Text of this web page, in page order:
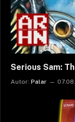
Serious Sam:
Autor: Palar